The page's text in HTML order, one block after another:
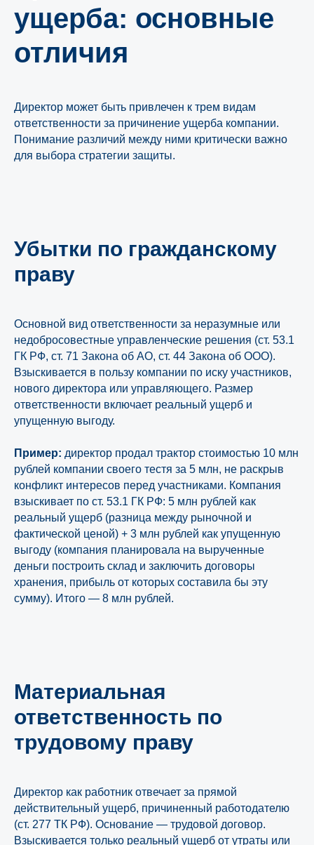
ущерба: основные
отличия
Директор может быть привлечен к трем видам
ответственности за причинение ущерба компании.
Понимание различий между ними критически важно
для выбора стратегии защиты.
Убытки по гражданскому
праву
Основной вид ответственности за неразумные или
недобросовестные управленческие решения (ст. 53.1
ГК РФ, ст. 71 Закона об АО, ст. 44 Закона об ООО).
Взыскивается в пользу компании по иску участников,
нового директора или управляющего. Размер
ответственности включает реальный ущерб и
упущенную выгоду.
Пример: директор продал трактор стоимостью 10 млн
рублей компании своего тестя за 5 млн, не раскрыв
конфликт интересов перед участниками. Компания
взыскивает по ст. 53.1 ГК РФ: 5 млн рублей как
реальный ущерб (разница между рыночной и
фактической ценой) + 3 млн рублей как упущенную
выгоду (компания планировала на вырученные
деньги построить склад и заключить договоры
хранения, прибыль от которых составила бы эту
сумму). Итого — 8 млн рублей.
Материальная
ответственность по
трудовому праву
Директор как работник отвечает за прямой
действительный ущерб, причиненный работодателю
(ст. 277 ТК РФ). Основание — трудовой договор.
Взыскивается только реальный ущерб от утраты или